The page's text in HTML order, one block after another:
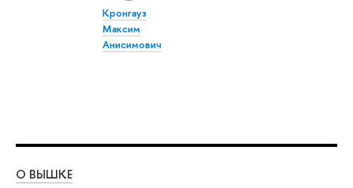
Кронгауз
Максим
Анисимович
О ВЫШКЕ